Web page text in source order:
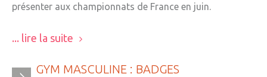
présenter aux championnats de France en juin.
... lire la suite
GYM MASCULINE : BADGES